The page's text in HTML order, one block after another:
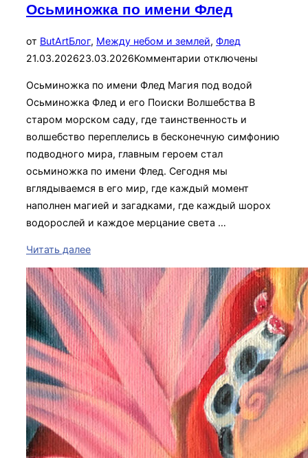
Осьминожка по имени Флед
от ButArtБлог, Между небом и землей, Флед
21.03.202623.03.2026Комментарии отключены
Осьминожка по имени Флед Магия под водой
Осьминожка Флед и его Поиски Волшебства В
старом морском саду, где таинственность и
волшебство переплелись в бесконечную симфонию
подводного мира, главным героем стал
осьминожка по имени Флед. Сегодня мы
вглядываемся в его мир, где каждый момент
наполнен магией и загадками, где каждый шорох
водорослей и каждое мерцание света …
Читать далее«Осьминожка
по
имени
Флед»